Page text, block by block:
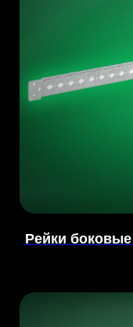
Рейки